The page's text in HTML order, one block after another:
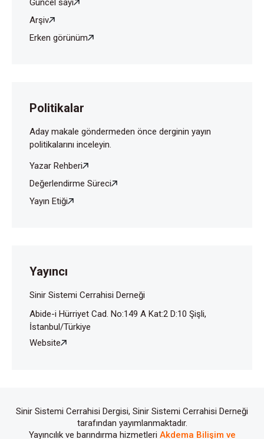
Güncel sayı
Arşiv
Erken görünüm
Politikalar
Aday makale göndermeden önce derginin yayın
politikalarını inceleyin.
Yazar Rehberi
Değerlendirme Süreci
Yayın Etiği
Yayıncı
Sinir Sistemi Cerrahisi Derneği
Abide-i Hürriyet Cad. No:149 A Kat:2 D:10 Şişli,
İstanbul/Türkiye
Website
Sinir Sistemi Cerrahisi Dergisi, Sinir Sistemi Cerrahisi Derneği
tarafından yayımlanmaktadır.
Yayıncılık ve barındırma hizmetleri Akdema Bilişim ve